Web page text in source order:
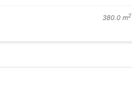
380.0 m2